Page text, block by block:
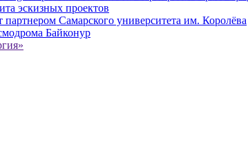
эскизных проектов
Самарского университета им. Королёва
Байконур